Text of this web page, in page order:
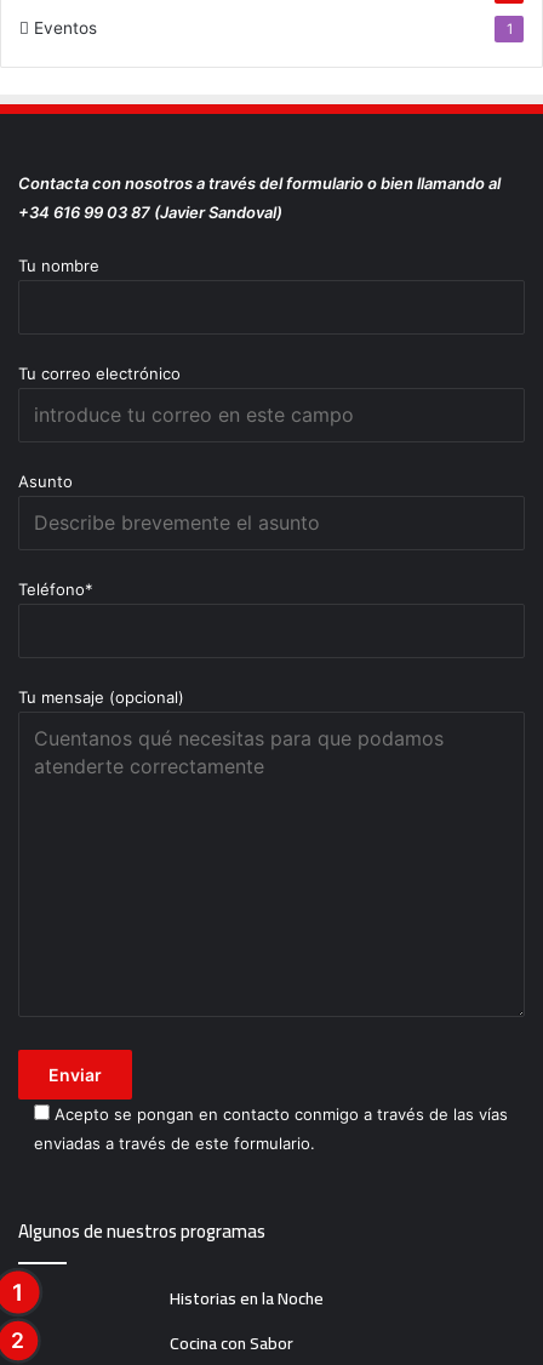
Eventos 1
Contacta con nosotros a través del formulario o bien llamando al
+34 616 99 03 87 (Javier Sandoval)
Tu nombre
Tu correo electrónico
Asunto
Teléfono*
Tu mensaje (opcional)
Acepto se pongan en contacto conmigo a través de las vías
enviadas a través de este formulario.
Algunos de nuestros programas
Historias en la Noche
Cocina con Sabor